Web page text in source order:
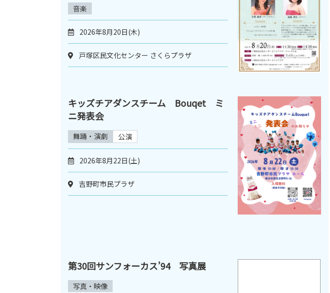
音楽
2026年8月20日(木)
戸塚区民文化センター さくらプラザ
キッズチアダンスチーム Bouqet ミ
ニ発表会
舞踊・演劇 公演
2026年8月22日(土)
吉野町市民プラザ
第30回サンフォーカス’94 写真展
写真・映像